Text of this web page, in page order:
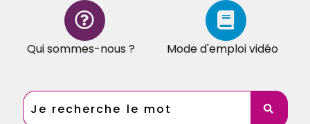
Qui sommes-nous ? Mode d'emploi vidéo